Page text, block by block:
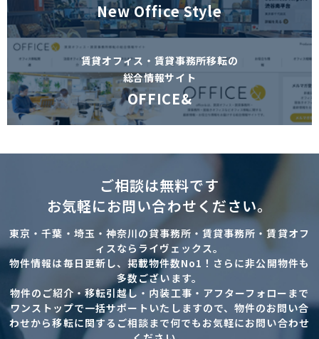
New Office Style
賃貸オフィス・賃貸事務所移転の
総合情報サイト
OFFICE&
ご相談は無料です
お気軽にお問い合わせください。
東京・千葉・埼玉・神奈川の貸事務所・賃貸事務所・賃貸オフ
ィスならライヴェックス。
物件情報は毎日更新し、掲載物件数No1！さらに非公開物件も
多数ございます。
物件のご紹介・移転引越し・内装工事・アフターフォローまで
ワンストップで一括サポートいたしますので、物件のお問い合
わせから移転に関するご相談まで何でもお気軽にお問い合わせ